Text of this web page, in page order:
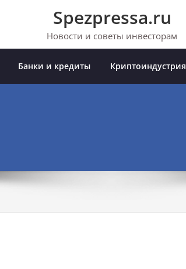
Spezpressa.ru
Новости и советы инвесторам
Банки и кредиты Криптоиндустрия